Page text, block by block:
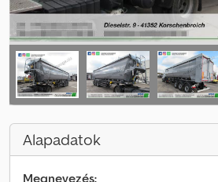
Alapadatok
Megnevezés: